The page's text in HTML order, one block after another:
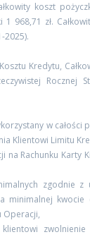
koszt
968,71 zł.
2025).
Kredytu,
Rocznej
w całości
Klientowi Limitu
na Rachunku Karty
zgodnie z
minimalnej kwocie
Operacji,